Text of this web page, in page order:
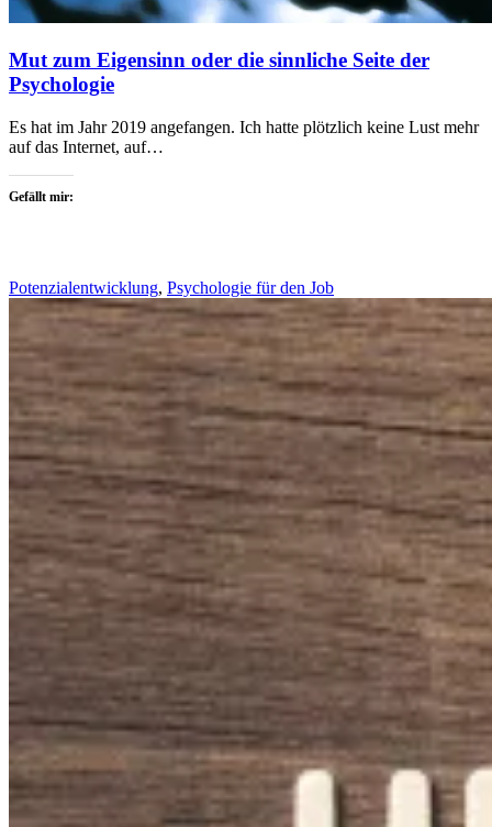
Mut zum Eigensinn oder die sinnliche Seite der
Psychologie
Es hat im Jahr 2019 angefangen. Ich hatte plötzlich keine Lust mehr
auf das Internet, auf…
Gefällt mir:
Potenzialentwicklung, Psychologie für den Job